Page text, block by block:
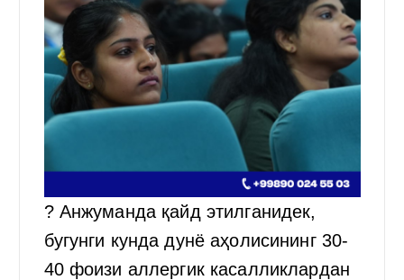
? Анжуманда қайд этилганидек,
бугунги кунда дунё аҳолисининг 30-
40 фоизи аллергик касалликлардан